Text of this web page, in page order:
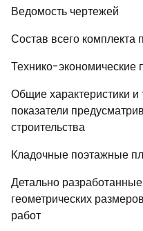
Ведомость чертежей
Состав всего комплекта
Технико-экономические
Общие характеристики
показатели
строительства
Кладочные поэтажные
Детально
геометрических
работ